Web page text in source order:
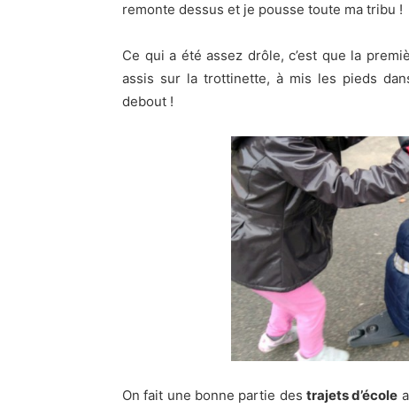
remonte dessus et je pousse toute ma tribu !
Ce qui a été assez drôle, c’est que la
assis sur la trottinette, à mis les pieds
debout !
On fait une bonne partie des trajets d’école